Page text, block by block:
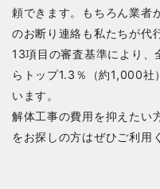
頼できます。もちろん業者
のお断り連絡も私たちが代
13項目の審査基準により
らトップ1.3％（約1,000社
います。
解体工事の費用を抑えたい
をお探しの方はぜひご利用